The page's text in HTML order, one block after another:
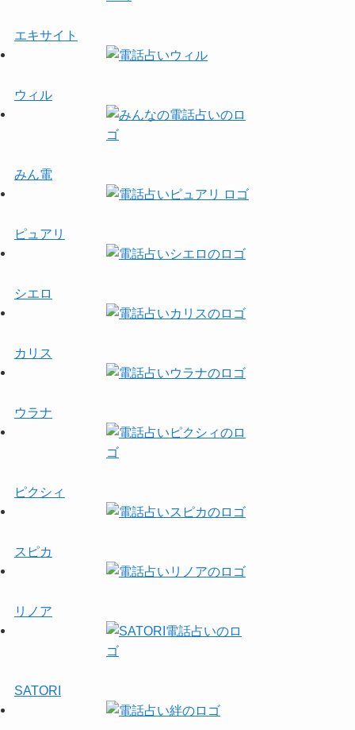
エキサイト
ウィル
みん電
ピュアリ
シエロ
カリス
ウラナ
ピクシィ
スピカ
リノア
SATORI